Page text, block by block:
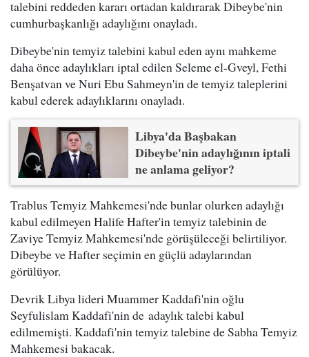
talebini reddeden kararı ortadan kaldırarak Dibeybe'nin
cumhurbaşkanlığı adaylığını onayladı.
Dibeybe'nin temyiz talebini kabul eden aynı mahkeme
daha önce adaylıkları iptal edilen Seleme el-Gveyl, Fethi
Benşatvan ve Nuri Ebu Sahmeyn'in de temyiz taleplerini
kabul ederek adaylıklarını onayladı.
Libya'da Başbakan
Dibeybe'nin adaylığının iptali
ne anlama geliyor?
Trablus Temyiz Mahkemesi'nde bunlar olurken adaylığı
kabul edilmeyen Halife Hafter'in temyiz talebinin de
Zaviye Temyiz Mahkemesi'nde görüşüleceği belirtiliyor.
Dibeybe ve Hafter seçimin en güçlü adaylarından
görülüyor.
Devrik Libya lideri Muammer Kaddafi'nin oğlu
Seyfulislam Kaddafi'nin de adaylık talebi kabul
edilmemişti. Kaddafi'nin temyiz talebine de Sabha Temyiz
Mahkemesi bakacak.